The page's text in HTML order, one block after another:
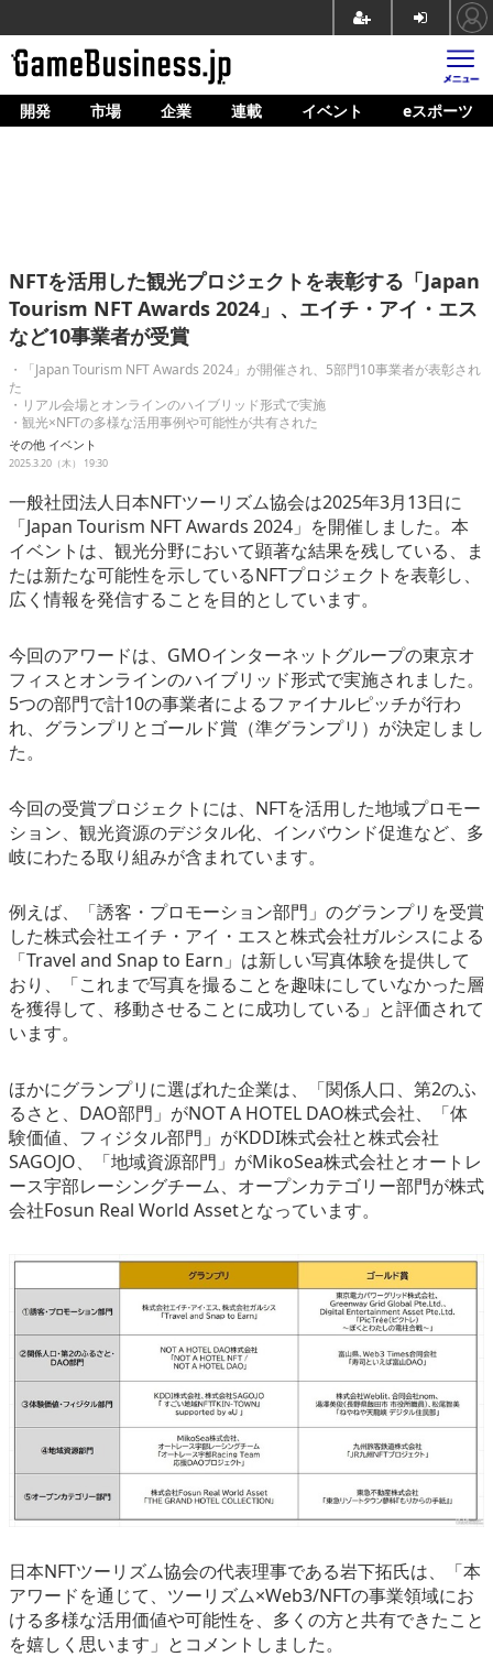
ホーム
企業動向
人材育成
産業政策
連載
イベント/セミナー
eスポーツ
開発 市場 企業 連載 イベント eスポーツ
NFTを活用した観光プロジェクトを表彰する「Japan
Tourism NFT Awards 2024」、エイチ・アイ・エス
など10事業者が受賞
・「Japan Tourism NFT Awards 2024」が開催され、5部門10事業者が表彰され
た
・リアル会場とオンラインのハイブリッド形式で実施
・観光×NFTの多様な活用事例や可能性が共有された
その他 イベント
2025.3.20（木） 19:30
一般社団法人日本NFTツーリズム協会は2025年3月13日に
「Japan Tourism NFT Awards 2024」を開催しました。本
イベントは、観光分野において顕著な結果を残している、ま
たは新たな可能性を示しているNFTプロジェクトを表彰し、
広く情報を発信することを目的としています。
今回のアワードは、GMOインターネットグループの東京オ
フィスとオンラインのハイブリッド形式で実施されました。
5つの部門で計10の事業者によるファイナルピッチが行わ
れ、グランプリとゴールド賞（準グランプリ）が決定しまし
た。
今回の受賞プロジェクトには、NFTを活用した地域プロモー
ション、観光資源のデジタル化、インバウンド促進など、多
岐にわたる取り組みが含まれています。
例えば、「誘客・プロモーション部門」のグランプリを受賞
した株式会社エイチ・アイ・エスと株式会社ガルシスによる
「Travel and Snap to Earn」は新しい写真体験を提供して
おり、「これまで写真を撮ることを趣味にしていなかった層
を獲得して、移動させることに成功している」と評価されて
います。
ほかにグランプリに選ばれた企業は、「関係人口、第2のふ
るさと、DAO部門」がNOT A HOTEL DAO株式会社、「体
験価値、フィジタル部門」がKDDI株式会社と株式会社
SAGOJO、「地域資源部門」がMikoSea株式会社とオートレ
ース宇部レーシングチーム、オープンカテゴリー部門が株式
会社Fosun Real World Assetとなっています。
日本NFTツーリズム協会の代表理事である岩下拓氏は、「本
アワードを通じて、ツーリズム×Web3/NFTの事業領域にお
ける多様な活用価値や可能性を、多くの方と共有できたこと
を嬉しく思います」とコメントしました。